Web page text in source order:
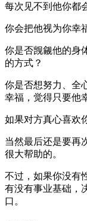
每次见不到他你都
你会把他视为你幸
你是否觊觎他的身
的方式？
你是否想努力、全
幸福，觉得只要他
如果对方真心喜欢
当然最后还是要再
很大帮助的。
不过，如果你没有
有没有事业基础，
口。